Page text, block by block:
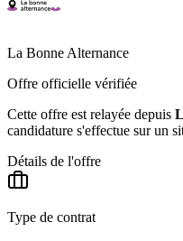
La Bonne Alternance
Offre officielle vérifiée
Cette offre est relayée depuis
candidature s'effectue sur un
Détails de l'offre
Type de contrat